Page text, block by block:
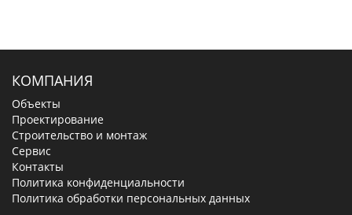
КОМПАНИЯ
Объекты
Проектирование
Строительство и монтаж
Сервис
Контакты
Политика конфиденциальности
Политика обработки персональных данных